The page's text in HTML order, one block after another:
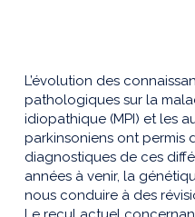
L’évolution des
pathologiques sur la
idiopathique (MPI) et les
parkinsoniens ont permis
diagnostiques de ces
années à venir, la
nous conduire à des